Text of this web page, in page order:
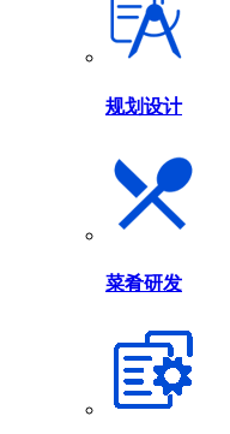
规划设计
菜肴研发